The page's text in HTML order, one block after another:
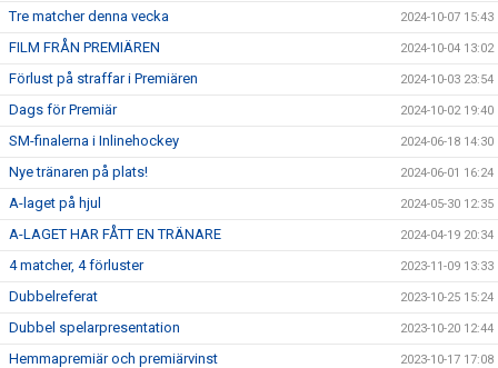
Tre matcher denna vecka 2024-10-07 15:43
FILM FRÅN PREMIÄREN 2024-10-04 13:02
Förlust på straffar i Premiären 2024-10-03 23:54
Dags för Premiär 2024-10-02 19:40
SM-finalerna i Inlinehockey 2024-06-18 14:30
Nye tränaren på plats! 2024-06-01 16:24
A-laget på hjul 2024-05-30 12:35
A-LAGET HAR FÅTT EN TRÄNARE 2024-04-19 20:34
4 matcher, 4 förluster 2023-11-09 13:33
Dubbelreferat 2023-10-25 15:24
Dubbel spelarpresentation 2023-10-20 12:44
Hemmapremiär och premiärvinst 2023-10-17 17:08